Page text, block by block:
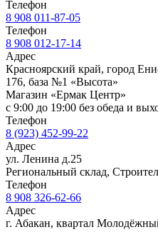
Телефон
8 908 011-87-05
Телефон
8 908 012-17-14
Адрес
Красноярский край, город
176, база №1 «Высота»
Магазин «Ермак Центр»
с 9:00 до 19:00 без обеда и
Телефон
8 (923) 452-99-22
Адрес
ул. Ленина д.25
Региональный склад,
Телефон
8 908 326-62-66
Адрес
г. Абакан, квартал